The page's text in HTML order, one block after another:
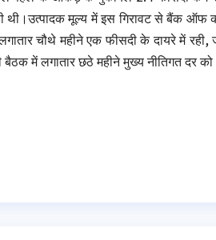
थी।उत्पादक मूल्य में इस गिरावट से बैंक ऑफ
चौथे महीने एक फीसदी के दायरे में
बैठक में लगातार छठे महीने मुख्य नीतिगत दर